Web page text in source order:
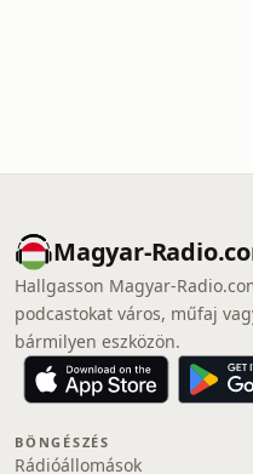
Magyar-
Hallgasson Magyar-
podcastokat város, műfaj
bármilyen eszközön.
BÖNGÉSZÉS
Rádióállomások